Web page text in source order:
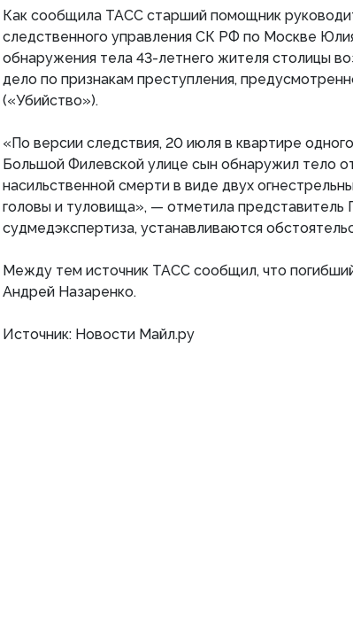
Как сообщила ТАСС старший помощник
следственного управления СК РФ по Москве
обнаружения тела 43-летнего жителя столицы
дело по признакам преступления,
(«Убийство»).
«По версии следствия, 20 июля в квартире
Большой Филевской улице сын обнаружил тело
насильственной смерти в виде двух
головы и туловища», — отметила представитель
судмедэкспертиза, устанавливаются
Между тем источник ТАСС сообщил, что
Андрей Назаренко.
Источник: Новости Майл.ру